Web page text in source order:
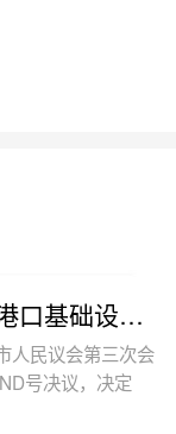
胡志明市实施三年港口基础设施费全免政
人民议会第三次会
号决议，决定